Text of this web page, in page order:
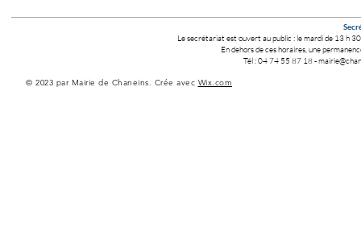
Le secrétariat est ouvert au public : le mardi de 13 h
En dehors de ces horaires, une
Tél : 04 74 55 87 18-
© 2023 par Mairie de Chaneins. Crée avec Wix.com